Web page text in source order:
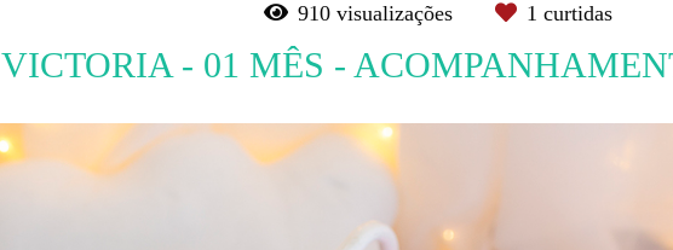
910 visualizações 1 curtidas
VICTORIA - 01 MÊS -